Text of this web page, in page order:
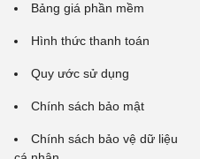
Bảng giá phần mềm
Hình thức thanh toán
Quy ước sử dụng
Chính sách bảo mật
Chính sách bảo vệ dữ liệu